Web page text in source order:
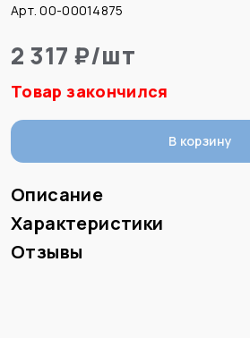
Арт. 00-00014875
2 317 ₽/шт
Товар закончился
В корзину
Описание
Характеристики
Отзывы